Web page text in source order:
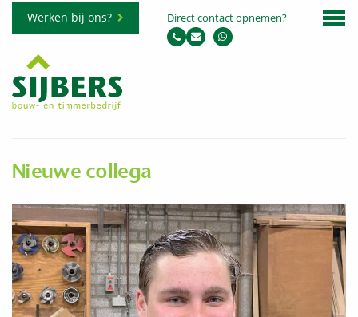
Werken bij ons? Direct contact opnemen?
Nieuwe collega